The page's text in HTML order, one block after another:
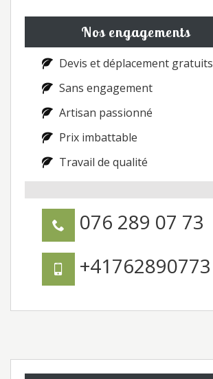
Nos engagements
Devis et déplacement gratuits
Sans engagement
Artisan passionné
Prix imbattable
Travail de qualité
076 289 07 73
+41762890773